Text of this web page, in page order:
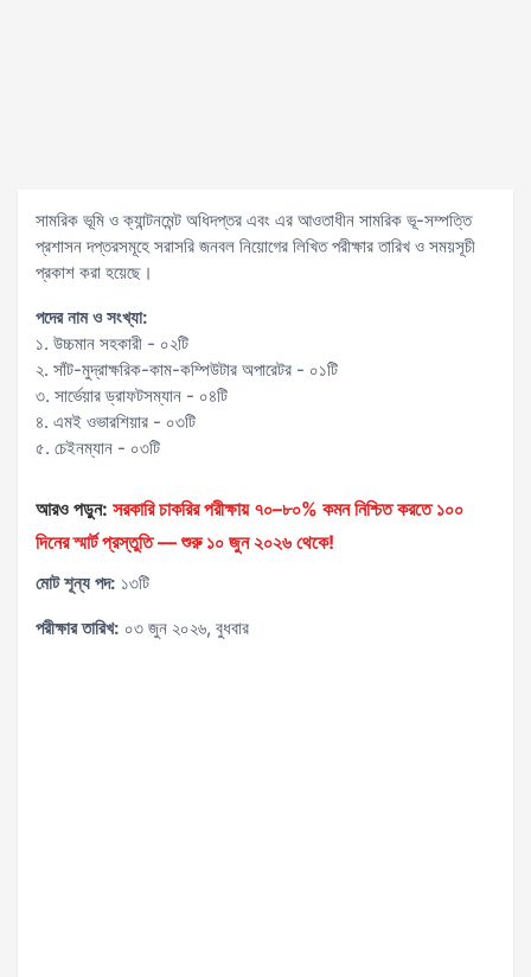
সামরিক ভূমি ও ক্যান্টনমেন্ট অধিদপ্তর এবং এর আওতাধীন সামরিক ভূ-সম্পত্তি
প্রশাসন দপ্তরসমূহে সরাসরি জনবল নিয়োগের লিখিত পরীক্ষার তারিখ ও সময়সূচী
প্রকাশ করা হয়েছে।
পদের নাম ও সংখ্যা:
১. উচ্চমান সহকারী - ০২টি
২. সাঁট-মুদ্রাক্ষরিক-কাম-কম্পিউটার অপারেটর - ০১টি
৩. সার্ভেয়ার ড্রাফটসম্যান - ০৪টি
৪. এমই ওভারশিয়ার - ০৩টি
৫. চেইনম্যান - ০৩টি
আরও পড়ুন: সরকারি চাকরির পরীক্ষায় ৭০–৮০% কমন নিশ্চিত করতে ১০০
দিনের স্মার্ট প্রস্তুতি — শুরু ১০ জুন ২০২৬ থেকে!
মোট শূন্য পদ: ১৩টি
পরীক্ষার তারিখ: ০৩ জুন ২০২৬, বুধবার